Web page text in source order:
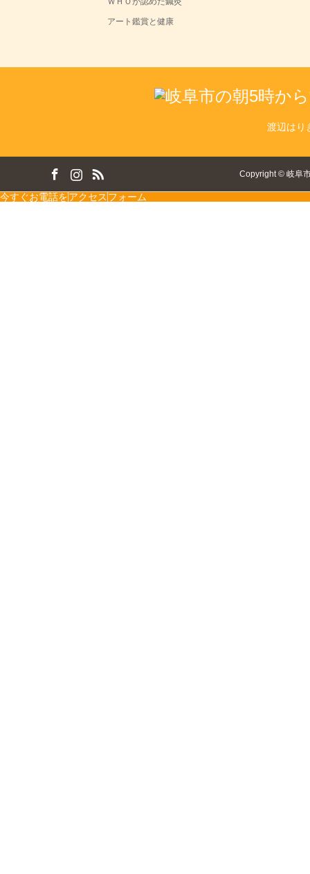
アート鑑賞と健康
渡辺はり
Copyright© 岐阜
今すぐお電話をアクセス フォーム